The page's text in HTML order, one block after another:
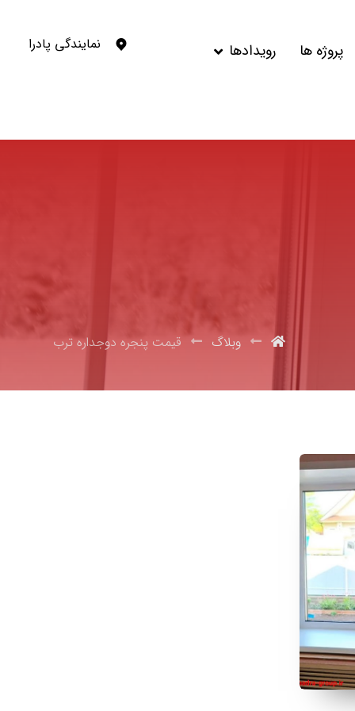
پروژه ها
رویدادها
نمایندگی پادرا
وبلاگ قیمت پنجره دوجداره ترب